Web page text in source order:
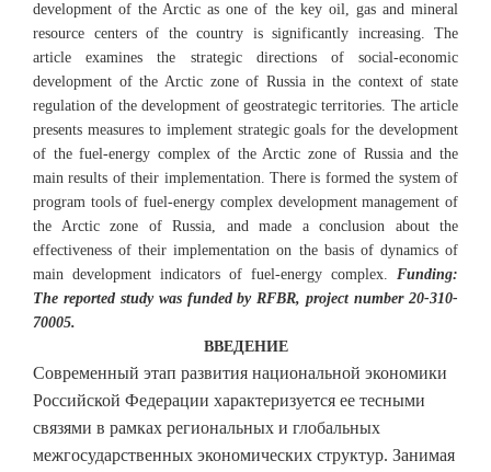
development of the Arctic as one of the key oil, gas and mineral
resource centers of the country is significantly increasing. The
article examines the strategic directions of social-economic
development of the Arctic zone of Russia in the context of state
regulation of the development of geostrategic territories. The article
presents measures to implement strategic goals for the development
of the fuel-energy complex of the Arctic zone of Russia and the
main results of their implementation. There is formed the system of
program tools of fuel-energy complex development management of
the Arctic zone of Russia, and made a conclusion about the
effectiveness of their implementation on the basis of dynamics of
main development indicators of fuel-energy complex. Funding:
The reported study was funded by RFBR, project number 20-310-
70005.
ВВЕДЕНИЕ
Современный этап развития национальной экономики
Российской Федерации характеризуется ее тесными
связями в рамках региональных и глобальных
межгосударственных экономических структур. Занимая